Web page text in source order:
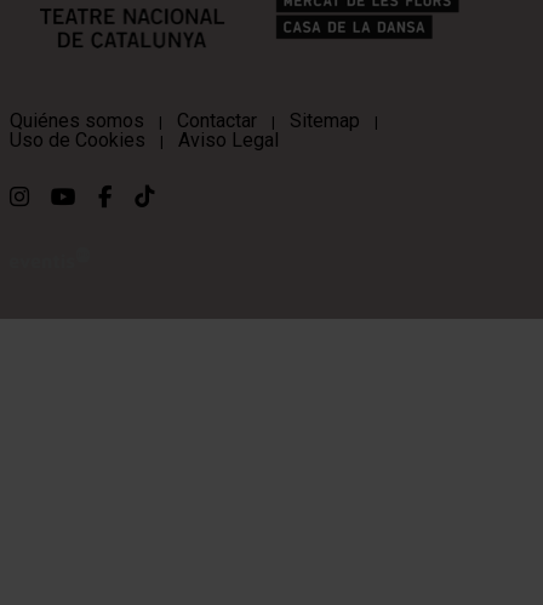
Quiénes somos | Contactar | Sitemap |
Uso de Cookies | Aviso Legal
Link a instagram
Link a youtube
Link a facebook
Link a ticktok